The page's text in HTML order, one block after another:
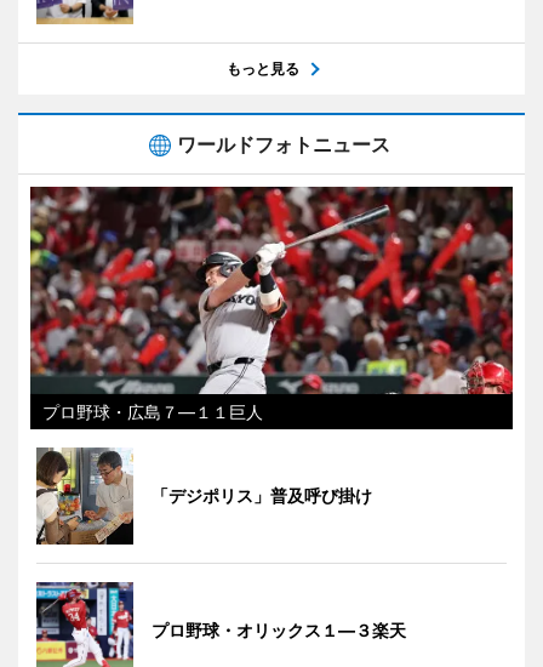
もっと見る
ワールドフォトニュース
プロ野球・広島７―１１巨人
「デジポリス」普及呼び掛け
プロ野球・オリックス１―３楽天